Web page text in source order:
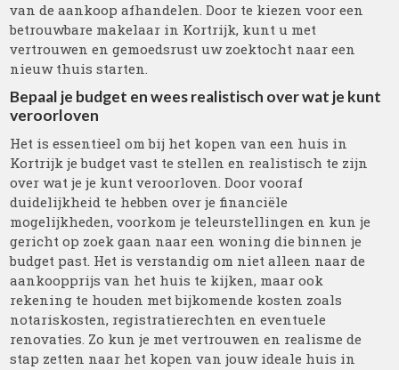
van de aankoop afhandelen. Door te kiezen voor een
betrouwbare makelaar in Kortrijk, kunt u met
vertrouwen en gemoedsrust uw zoektocht naar een
nieuw thuis starten.
Bepaal je budget en wees realistisch over wat je kunt
veroorloven
Het is essentieel om bij het kopen van een huis in
Kortrijk je budget vast te stellen en realistisch te zijn
over wat je je kunt veroorloven. Door vooraf
duidelijkheid te hebben over je financiële
mogelijkheden, voorkom je teleurstellingen en kun je
gericht op zoek gaan naar een woning die binnen je
budget past. Het is verstandig om niet alleen naar de
aankoopprijs van het huis te kijken, maar ook
rekening te houden met bijkomende kosten zoals
notariskosten, registratierechten en eventuele
renovaties. Zo kun je met vertrouwen en realisme de
stap zetten naar het kopen van jouw ideale huis in